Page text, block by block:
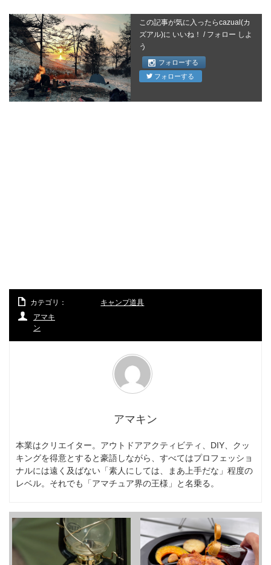
この記事が気に入ったらcazual(カ
ズアル)に いいね！ / フォロー しよ
う
フォローする
フォローする
カテゴリ：
キャンプ道具
アマキ
ン
アマキン
本業はクリエイター。アウトドアアクティビティ、DIY、クッ
キングを得意とすると豪語しながら、すべてはプロフェッショ
ナルには遠く及ばない「素人にしては、まあ上手だな」程度の
レベル。それでも「アマチュア界の王様」と名乗る。